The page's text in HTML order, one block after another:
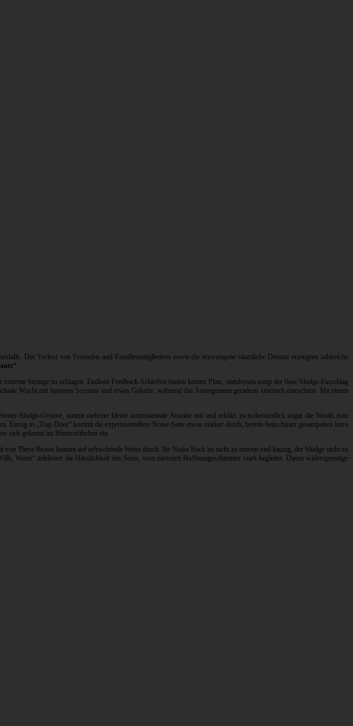
Der Verlust von Freunden und Familienmitgliedern sowie die erzwungene räumliche Distanz erzeugten zahlreiche
.
Stränge zu schlagen. Endlose Feedback-Schleifen finden keinen Platz, stattdessen sorgt der fiese Sludge-Einschlag
Wucht mit heiseren Screams und etwas Gekeife, während das Arrangement geradezu störrisch marschiert. Mit einem
Sludge-Groove, nimmt mehrere kleine instrumentale Ausritte mit und erklärt zwischenzeitlich sogar die Vocals zum
in „Trap Door“ kommt die experimentellere Noise-Seite etwas stärker durch, bereits beim bizarr gesampelten Intro
sich gekonnt im Hinterstübchen ein.
These Beasts kommt auf erfrischende Weise durch. Ihr Noise Rock ist nicht zu extrem und kauzig, der Sludge nicht zu
Wants“ zelebriert die Hässlichkeit des Seins, vom zartesten Hoffnungsschimmer stark begleitet. Dieser widerspenstige